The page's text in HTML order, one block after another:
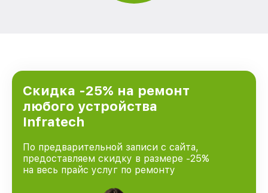
Скидка -25% на ремонт
любого устройства
Infratech
По предварительной записи с сайта,
предоставляем скидку в размере -25%
на весь прайс услуг по ремонту